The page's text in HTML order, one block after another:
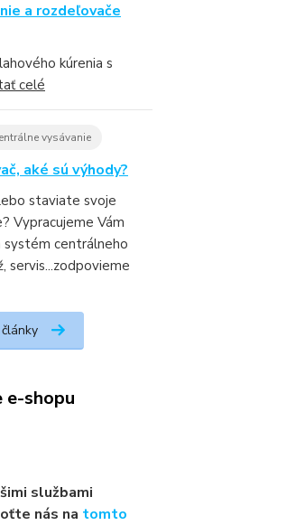
a rozdeľovače
kúrenia s
celé
vysávanie
aké sú výhody?
staviate svoje
Vypracujeme Vám
systém centrálneho
servis...zodpovieme
e-shopu
službami
nás na tomto